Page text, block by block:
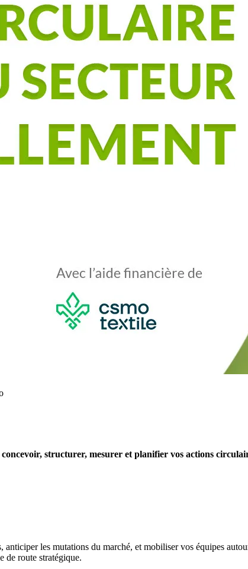
structurer, mesurer et planifier vos actions
les mutations du marché, et mobiliser vos équipes
de route stratégique.